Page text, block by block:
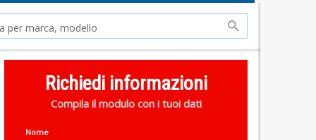
Richiedi informazioni
Compila il modulo con i tuoi dati
Nome